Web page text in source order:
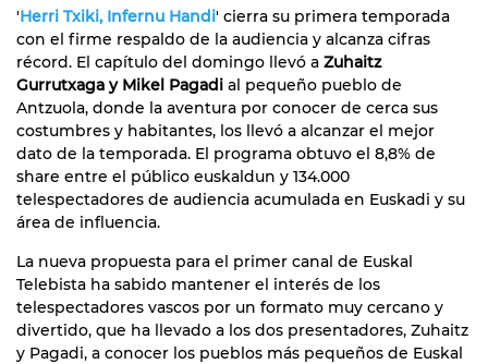
'Herri Txiki, Infernu Handi' cierra su primera temporada
con el firme respaldo de la audiencia y alcanza cifras
récord. El capítulo del domingo llevó a Zuhaitz
Gurrutxaga y Mikel Pagadi al pequeño pueblo de
Antzuola, donde la aventura por conocer de cerca sus
costumbres y habitantes, los llevó a alcanzar el mejor
dato de la temporada. El programa obtuvo el 8,8% de
share entre el público euskaldun y 134.000
telespectadores de audiencia acumulada en Euskadi y su
área de influencia.
La nueva propuesta para el primer canal de Euskal
Telebista ha sabido mantener el interés de los
telespectadores vascos por un formato muy cercano y
divertido, que ha llevado a los dos presentadores, Zuhaitz
y Pagadi, a conocer los pueblos más pequeños de Euskal